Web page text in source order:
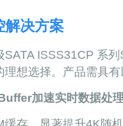
解决方案
SATA ISSS31CP 系列
理想选择。产品需具有
加速实时数据处理